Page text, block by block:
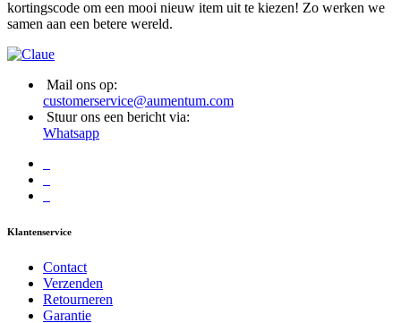
kortingscode om een mooi nieuw item uit te kiezen! Zo werken we
samen aan een betere wereld.
Mail ons op:
customerservice@aumentum.com
Stuur ons een bericht via:
Whatsapp
Klantenservice
Contact
Verzenden
Retourneren
Garantie